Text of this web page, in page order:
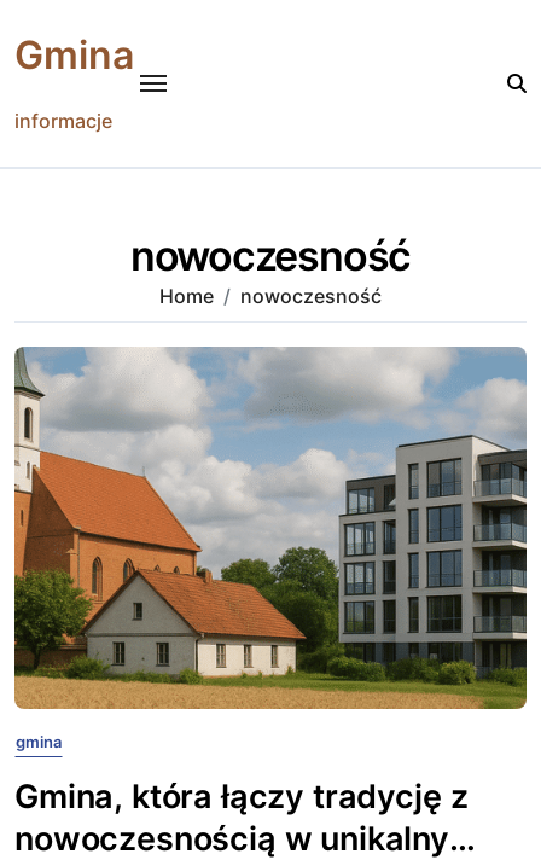
content
Gmina
informacje
nowoczesność
Home nowoczesność
gmina
Gmina, która łączy tradycję z
nowoczesnością w unikalny